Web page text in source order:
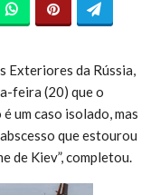
Exteriores da Rússia,
feira (20) que o
um caso isolado, mas
que estourou
de Kiev”, completou.